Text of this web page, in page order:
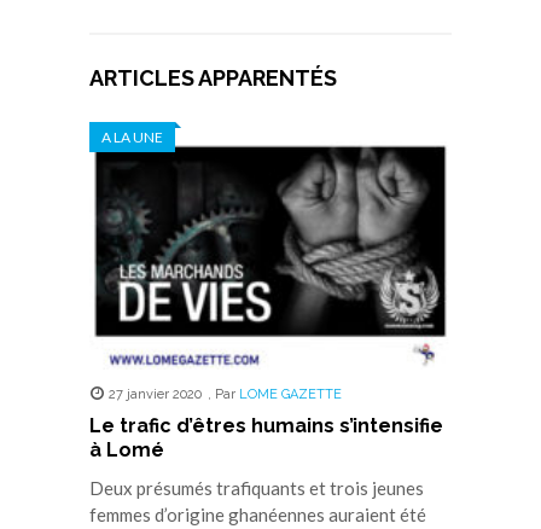
ARTICLES APPARENTÉS
A LA UNE
27 janvier 2020 , Par LOME GAZETTE
Le trafic d’êtres humains s’intensifie
à Lomé
Deux présumés trafiquants et trois jeunes
femmes d’origine ghanéennes auraient été